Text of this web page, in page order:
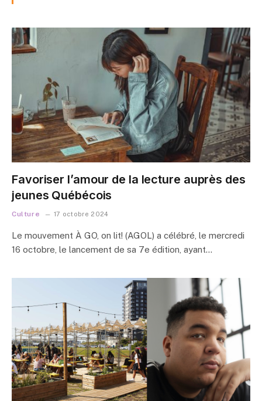
Favoriser l’amour de la lecture auprès des
jeunes Québécois
Culture 17 octobre 2024
Le mouvement À GO, on lit! (AGOL) a célébré, le mercredi
16 octobre, le lancement de sa 7e édition, ayant…